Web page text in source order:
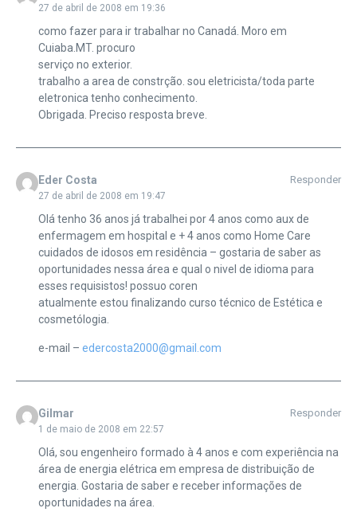
27 de abril de 2008 em 19:36
como fazer para ir trabalhar no Canadá. Moro em
Cuiaba.MT. procuro
serviço no exterior.
trabalho a area de constrção. sou eletricista/toda parte
eletronica tenho conhecimento.
Obrigada. Preciso resposta breve.
Eder Costa
27 de abril de 2008 em 19:47
Responder
Olá tenho 36 anos já trabalhei por 4 anos como aux de
enfermagem em hospital e + 4 anos como Home Care
cuidados de idosos em residência – gostaria de saber as
oportunidades nessa área e qual o nivel de idioma para
esses requisistos! possuo coren
atualmente estou finalizando curso técnico de Estética e
cosmetólogia.
e-mail – edercosta2000@gmail.com
Gilmar
1 de maio de 2008 em 22:57
Responder
Olá, sou engenheiro formado à 4 anos e com experiência na
área de energia elétrica em empresa de distribuição de
energia. Gostaria de saber e receber informações de
oportunidades na área.